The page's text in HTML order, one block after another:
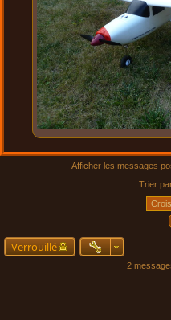
Afficher les messages
Trier
Verrouillé
2